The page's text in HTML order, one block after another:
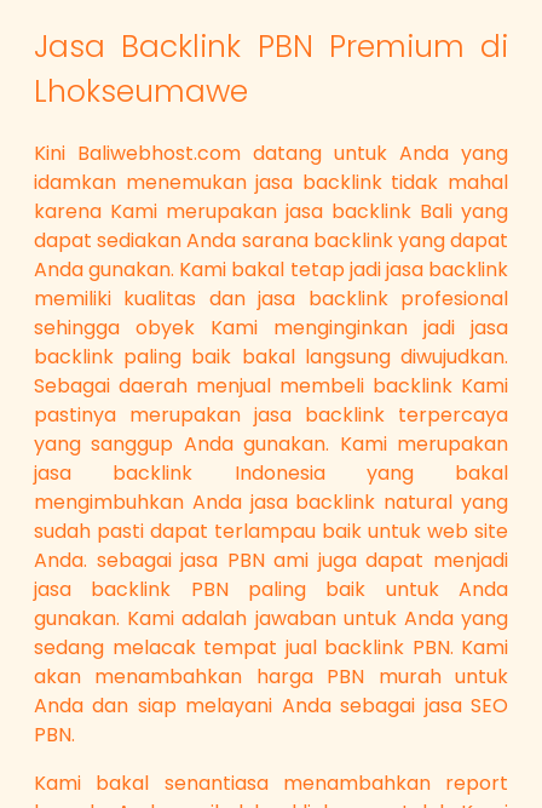
Jasa Backlink PBN Premium di
Lhokseumawe
Kini Baliwebhost.com datang untuk Anda yang
idamkan menemukan jasa backlink tidak mahal
karena Kami merupakan jasa backlink Bali yang
dapat sediakan Anda sarana backlink yang dapat
Anda gunakan. Kami bakal tetap jadi jasa backlink
memiliki kualitas dan jasa backlink profesional
sehingga obyek Kami menginginkan jadi jasa
backlink paling baik bakal langsung diwujudkan.
Sebagai daerah menjual membeli backlink Kami
pastinya merupakan jasa backlink terpercaya
yang sanggup Anda gunakan. Kami merupakan
jasa backlink Indonesia yang bakal
mengimbuhkan Anda jasa backlink natural yang
sudah pasti dapat terlampau baik untuk web site
Anda. sebagai jasa PBN ami juga dapat menjadi
jasa backlink PBN paling baik untuk Anda
gunakan. Kami adalah jawaban untuk Anda yang
sedang melacak tempat jual backlink PBN. Kami
akan menambahkan harga PBN murah untuk
Anda dan siap melayani Anda sebagai jasa SEO
PBN.
Kami bakal senantiasa menambahkan report